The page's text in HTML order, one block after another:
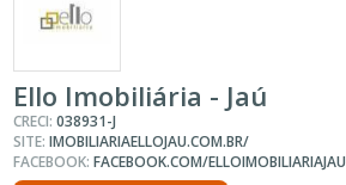
Ello Imobiliária - Jaú
CRECI:038931-J
SITE:IMOBILIARIAELLOJAU.COM.BR/
FACEBOOK:FACEBOOK.COM/ELLOIMOBILIARIAJAU